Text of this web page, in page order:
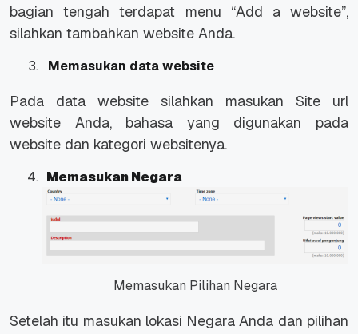
bagian tengah terdapat menu “Add a website”,
silahkan tambahkan website Anda.
Memasukan data website
Pada data website silahkan masukan Site url
website Anda, bahasa yang digunakan pada
website dan kategori websitenya.
Memasukan Negara
Memasukan Pilihan Negara
Setelah itu masukan lokasi Negara Anda dan pilihan